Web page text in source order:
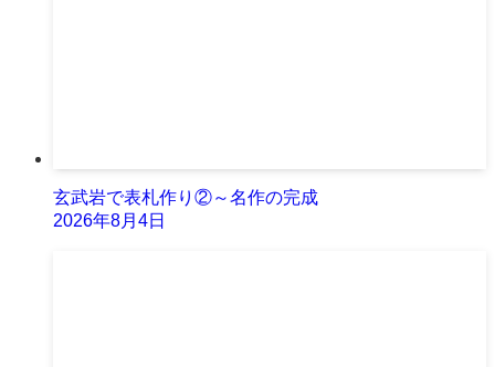
玄武岩で表札作り②～名作の完成
2026年8月4日